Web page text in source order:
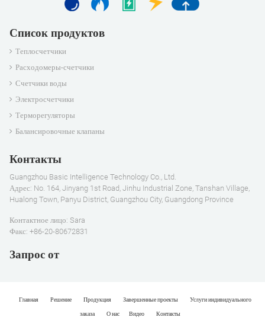
Список продуктов
Теплосчетчики
Расходомеры-счетчики
Счетчики воды
Электросчетчики
Терморегуляторы
Балансировочные клапаны
Контакты
Guangzhou Basic Intelligence Technology Co., Ltd.
Адрес: No. 164, Jinyang 1st Road, Jinhu Industrial Zone, Tanshan Village,
Hualong Town, Panyu District, Guangzhou City, Guangdong Province
Контактное лицо: Sara
Факс: +86-20-80672831
Запрос от
Главная Решение Продукция Завершенные проекты Услуги индивидуального
заказа О нас Видео Контакты